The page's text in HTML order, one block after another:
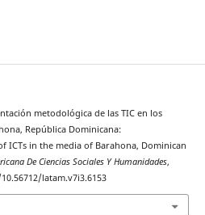
metodológica de las TIC en los
República Dominicana:
ICTs in the media of Barahona, Dominican
De Ciencias Sociales Y Humanidades,
latam.v7i3.6153